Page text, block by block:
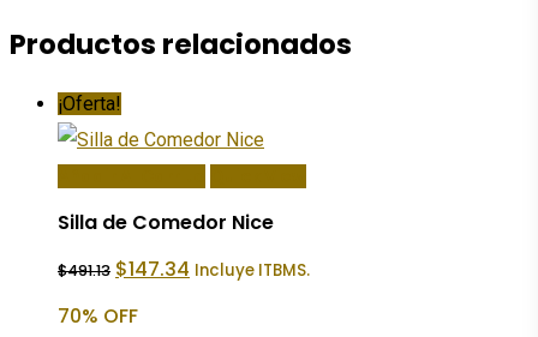
Productos relacionados
¡Oferta!
Silla de Comedor Nice
$491.13 El
precio
era:
$147.34 El
precio
Incluye ITBMS.
70% OFF